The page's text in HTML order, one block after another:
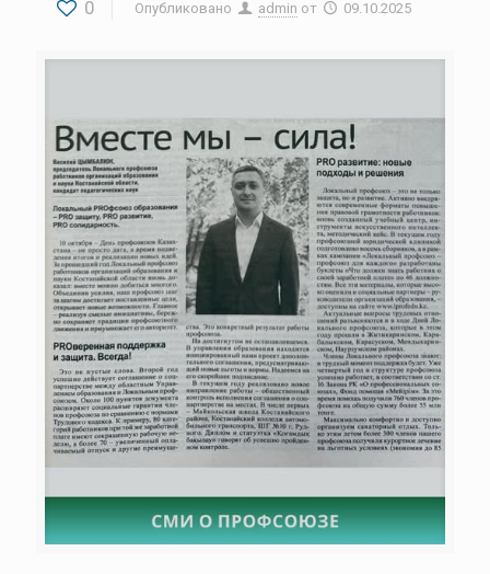
0 Опубликовано admin от 09.10.2025